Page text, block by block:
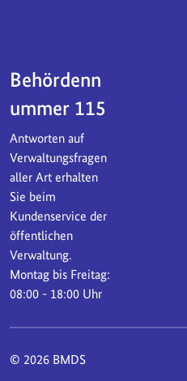
Behördenn
ummer 115
Antworten auf
Verwaltungsfragen
aller Art erhalten
Sie beim
Kundenservice der
öffentlichen
Verwaltung.
Montag bis Freitag:
08:00 - 18:00 Uhr
© 2026 BMDS